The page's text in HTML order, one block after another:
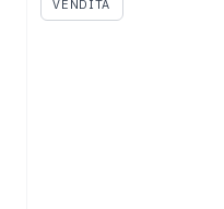
VENDITA